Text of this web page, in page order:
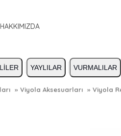
HAKKIMIZDA
YAYLILAR VURMALILAR
» Viyola Aksesuarları » Viyola